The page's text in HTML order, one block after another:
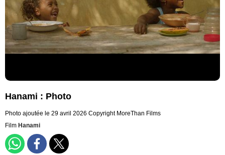
Hanami : Photo
Photo ajoutée le 29 avril 2026 Copyright MoreThan Films
Film Hanami